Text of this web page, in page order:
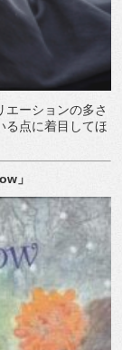
ーションの多さ
る点に着目してほ
」